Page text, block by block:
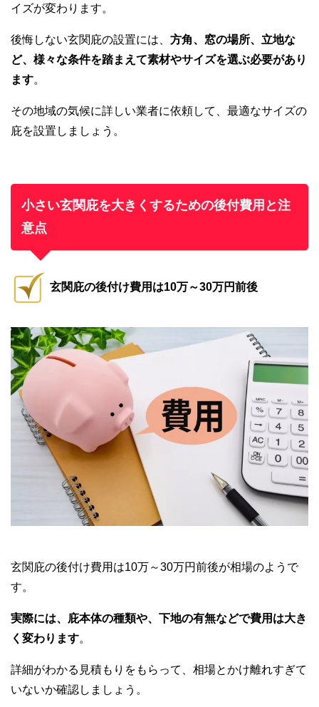
イズが変わります。
後悔しない玄関庇の設置には、 方角、窓の場所、立地な
ど、様々な条件を踏まえて素材やサイズを選ぶ必要があり
ます。
その地域の気候に詳しい業者に依頼して、最適なサイズの
庇を設置しましょう。
小さい玄関庇を大きくするための後付費用と注
意点
玄関庇の後付け費用は10万～30万円前後
玄関庇の後付け費用は10万～30万円前後が相場のようで
す。
実際には、庇本体の種類や、下地の有無などで費用は大き
く変わります。
詳細がわかる見積もりをもらって、相場とかけ離れすぎて
いないか確認しましょう。